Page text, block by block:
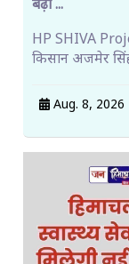
बढ़ी ...
HP SHIVA
किसान अजमेर
Aug. 8, 2026